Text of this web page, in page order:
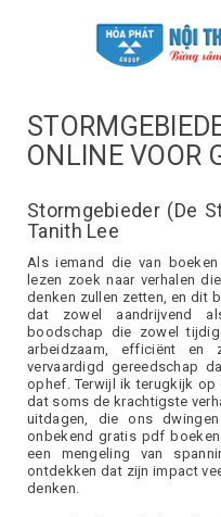
ONLINE VOOR
Stormgebieder (De
Tanith Lee
Als iemand die van
lezen zoek naar verhalen
denken zullen zetten, en dit
dat zowel aandrijvend
boodschap die zowel
arbeidzaam, efficiënt en
vervaardigd gereedschap
ophef. Terwijl ik terugkijk op
dat soms de krachtigste
uitdagen, die ons
onbekend gratis pdf
een mengeling van
ontdekken dat zijn impact
denken.